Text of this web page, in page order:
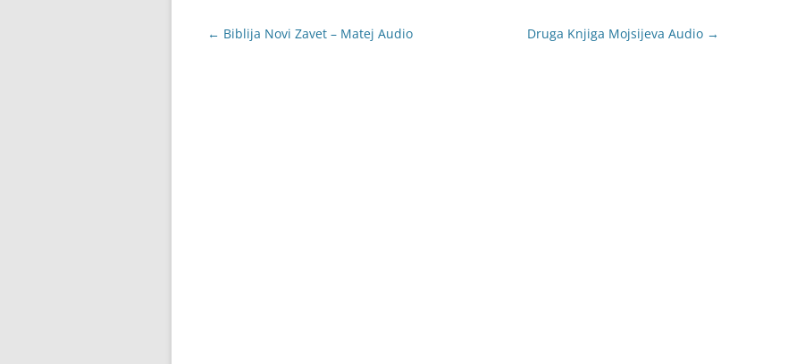
Navigacija
objava
← Biblija Novi Zavet – Matej Audio Druga Knjiga Mojsijeva Audio →